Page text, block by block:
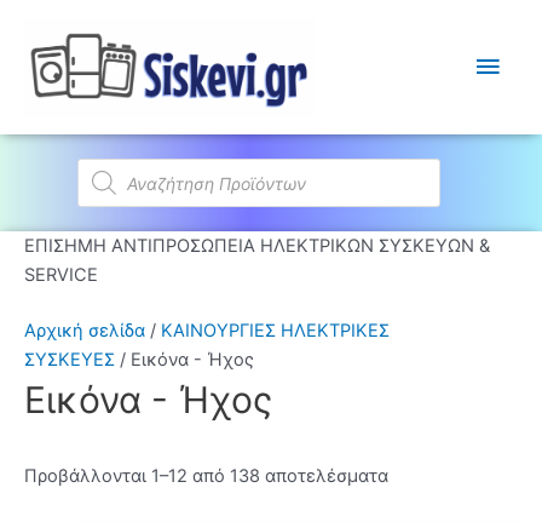
Products
search
Αρχική σελίδα / ΚΑΙΝΟΥΡΓΙΕΣ ΗΛΕΚΤΡΙΚΕΣ
ΣΥΣΚΕΥΕΣ / Εικόνα - Ήχος
Εικόνα - Ήχος
Προβάλλονται 1–12 από 138 αποτελέσματα
ΕΠΙΣΗΜΗ ΑΝΤΙΠΡΟΣΩΠΕΙΑ ΗΛΕΚΤΡΙΚΩΝ ΣΥΣΚΕΥΩΝ &
SERVICE